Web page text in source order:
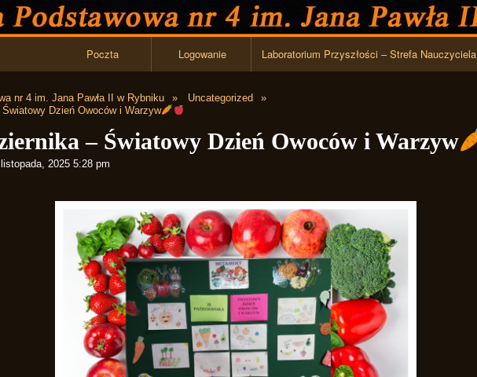
Poczta Logowanie Laboratorium Przyszłości – Strefa Nauczyciela
nr 4 im. Jana Pawła II w Rybniku
Uncategorized
Dzień Owoców i Warzyw
– Światowy Dzień Owoców i Warzyw
2025 5:28 pm